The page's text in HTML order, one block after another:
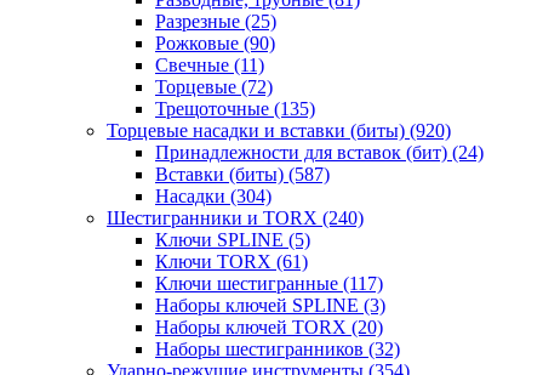
Разрезные (25)
Рожковые (90)
Свечные (11)
Торцевые (72)
Трещоточные (135)
Торцевые насадки и вставки (биты) (920)
Принадлежности для вставок (бит) (24)
Вставки (биты) (587)
Насадки (304)
Шестигранники и TORX (240)
Ключи SPLINE (5)
Ключи TORX (61)
Ключи шестигранные (117)
Наборы ключей SPLINE (3)
Наборы ключей TORX (20)
Наборы шестигранников (32)
Ударно-режущие инструменты (354)